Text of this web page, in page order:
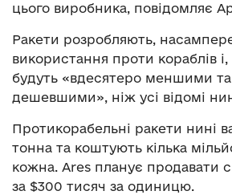
цього виробника, повідомляє
Ракети розробляють,
використання проти кораблів
будуть «вдесятеро меншими
дешевшими», ніж усі відомі
Протикорабельні ракети нині
тонна та коштують кілька
кожна. Ares планує продавати
за $300 тисяч за одиницю.